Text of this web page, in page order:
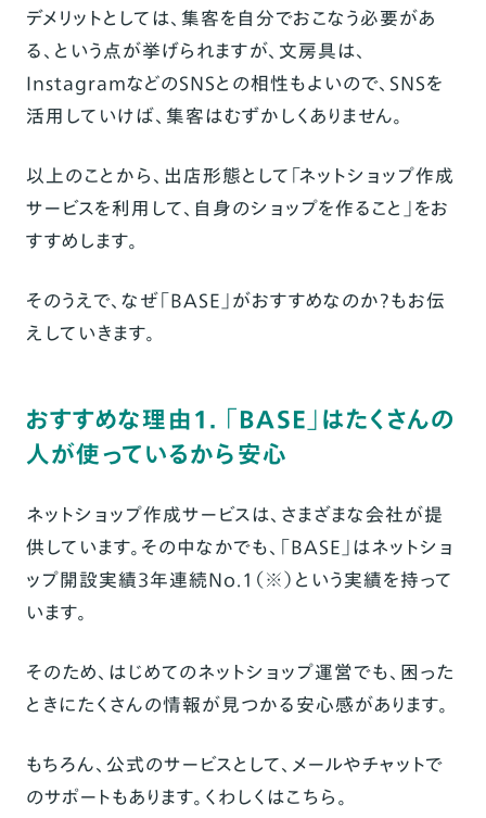
デメリットとしては、集客を自分でおこなう必要があ
る、という点が挙げられますが、文房具は、
InstagramなどのSNSとの相性もよいので、SNSを
活用していけば、集客はむずかしくありません。
以上のことから、出店形態として「ネットショップ作成
サービスを利用して、自身のショップを作ること」をお
すすめします。
そのうえで、なぜ「BASE」がおすすめなのか？もお伝
えしていきます。
おすすめな理由1. 「BASE」はたくさんの
人が使っているから安心
ネットショップ作成サービスは、さまざまな会社が提
供しています。その中なかでも、「BASE」はネットショ
ップ開設実績3年連続No.1（※）という実績を持って
います。
そのため、はじめてのネットショップ運営でも、困った
ときにたくさんの情報が見つかる安心感があります。
もちろん、公式のサービスとして、メールやチャットで
のサポートもあります。くわしくはこちら。